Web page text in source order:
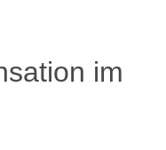
im